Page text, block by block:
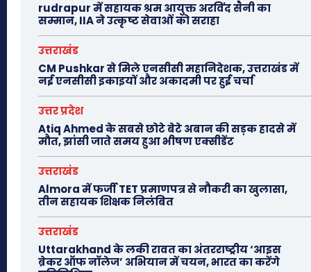
rudrapur में सहायक श्रम आयुक्त अरविंद सैनी का
सम्मान, IIA ने उत्कृष्ट सेवाओं को सराहा
उत्तराखंड
CM Pushkar से मिले एनसीसी महानिदेशक, उत्तराखंड में
नई एनसीसी इकाइयों और अकादमी पर हुई चर्चा
उत्तर प्रदेश
Atiq Ahmed के सबसे छोटे बेटे अबान की सड़क हादसे में
मौत, झांसी जाते समय हुआ भीषण एक्सीडेंट
उत्तराखंड
Almora में फर्जी TET प्रमाणपत्र से नौकरी का खुलासा,
तीन सहायक शिक्षक निलंबित
उत्तराखंड
Uttarakhand के लकी रावत का अंतरराष्ट्रीय ‘आइस
ब्रेकर ऑफ नॉलेज’ अभियान में चयन, भारत का करेंगे